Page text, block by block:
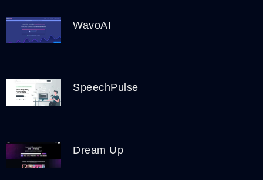
WavoAI
SpeechPulse
Dream Up